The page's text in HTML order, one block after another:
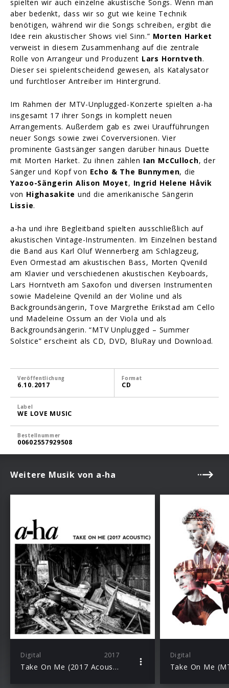
spielten wir auch einzelne akustische Songs. Wenn man
aber bedenkt, dass wir so gut wie keine Technik
benötigen, während wir die Songs schreiben, ergibt die
Idee rein akustischer Shows viel Sinn.” Morten Harket
verweist in diesem Zusammenhang auf die zentrale
Rolle von Arrangeur und Produzent Lars Horntveth.
Dieser sei spielentscheidend gewesen, als Katalysator
und furchtloser Antreiber im Hintergrund.
Im Rahmen der MTV-Unplugged-Konzerte spielten a-ha
insgesamt 17 ihrer Songs in komplett neuen
Arrangements. Außerdem gab es zwei Uraufführungen
neuer Songs sowie zwei Coverversionen. Vier
prominente Gastsänger sangen darüber hinaus Duette
mit Morten Harket. Zu ihnen zählen Ian McCulloch, der
Sänger und Kopf von Echo & The Bunnymen, die
Yazoo-Sängerin Alison Moyet, Ingrid Helene Håvik
von Highasakite und die amerikanische Sängerin
Lissie.
a-ha und ihre Begleitband spielten ausschließlich auf
akustischen Vintage-Instrumenten. Im Einzelnen bestand
die Band aus Karl Oluf Wennerberg am Schlagzeug,
Even Ormestad am akustischen Bass, Morten Qvenild
am Klavier und verschiedenen akustischen Keyboards,
Lars Horntveth am Saxofon und diversen Instrumenten
sowie Madeleine Qvenild an der Violine und als
Backgroundsängerin, Tove Margrethe Erikstad am Cello
und Madeleine Ossum an der Viola und als
Backgroundsängerin. “MTV Unplugged – Summer
Solstice” erscheint als CD, DVD, BluRay und Download.
Veröffentlichung
6.10.2017
Format
CD
Label
WE LOVE MUSIC
Bestellnummer
00602557929508
Weitere Musik von a-ha
Digital 2017
Take On Me (2017 Acoustic)
Digital